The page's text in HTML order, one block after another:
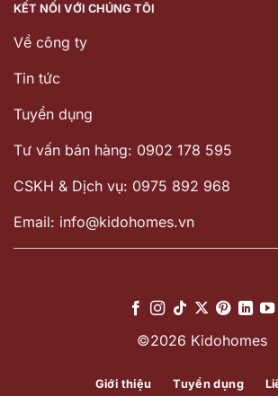
KẾT NỐI VỚI CHÚNG TÔI
Về công ty
Tin tức
Tuyển dụng
Tư vấn bán hàng: 0902 178 595
CSKH & Dịch vụ: 0975 892 968
Email: info@kidohomes.vn
©2026 Kidohomes
Giới thiệu Tuyển dụng